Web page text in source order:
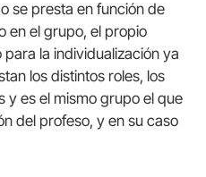
se presta en función de
en el grupo, el propio
la individualización ya
los distintos roles, los
y es el mismo grupo el que
del profeso, y en su caso